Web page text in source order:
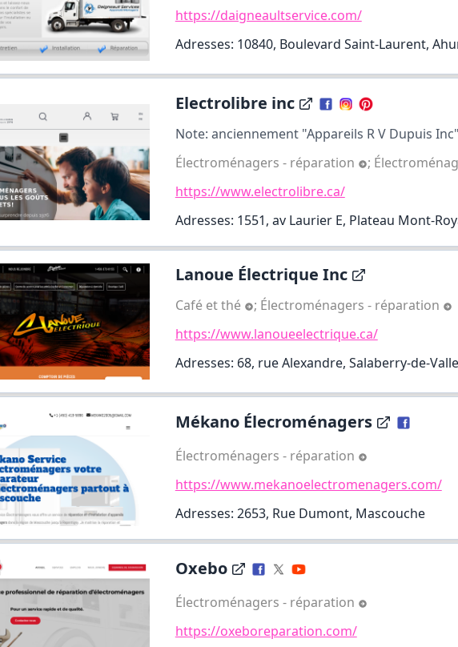
https://daigneaultservice.com/
Adresses: 10840, Boulevard Saint-Laurent,
Electrolibre inc
Note: anciennement "Appareils R V Dupuis
Électroménagers - réparation
;
https://www.electrolibre.ca/
Adresses: 1551, av Laurier E, Plateau Mont-
Lanoue Électrique Inc
Café et thé ; Électroménagers - réparation
https://www.lanoueelectrique.ca/
Adresses: 68, rue Alexandre, Salaberry-de-
Mékano Élecroménagers
Électroménagers - réparation
https://www.mekanoelectromenagers.com/
Adresses: 2653, Rue Dumont, Mascouche
Oxebo
Électroménagers - réparation
https://oxeboreparation.com/